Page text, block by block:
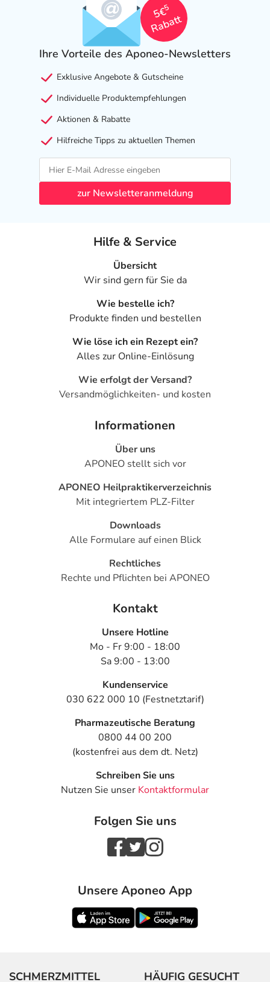
5€
5
Rabatt
Ihre Vorteile des Aponeo-Newsletters
Exklusive Angebote & Gutscheine
Individuelle Produktempfehlungen
Aktionen & Rabatte
Hilfreiche Tipps zu aktuellen Themen
zur Newsletteranmeldung
Hilfe & Service
Übersicht
Wir sind gern für Sie da
Wie bestelle ich?
Produkte finden und bestellen
Wie löse ich ein Rezept ein?
Alles zur Online-Einlösung
Wie erfolgt der Versand?
Versandmöglichkeiten- und kosten
Informationen
Über uns
APONEO stellt sich vor
APONEO Heilpraktikerverzeichnis
Mit integriertem PLZ-Filter
Downloads
Alle Formulare auf einen Blick
Rechtliches
Rechte und Pflichten bei APONEO
Kontakt
Unsere Hotline
Mo - Fr 9:00 - 18:00
Sa 9:00 - 13:00
Kundenservice
030 622 000 10 (Festnetztarif)
Pharmazeutische Beratung
0800 44 00 200
(kostenfrei aus dem dt. Netz)
Schreiben Sie uns
Nutzen Sie unser Kontaktformular
Folgen Sie uns
Unsere Aponeo App
SCHMERZMITTEL HÄUFIG GESUCHT